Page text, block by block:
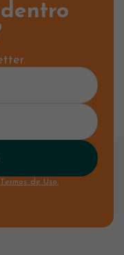
Termos de Uso.